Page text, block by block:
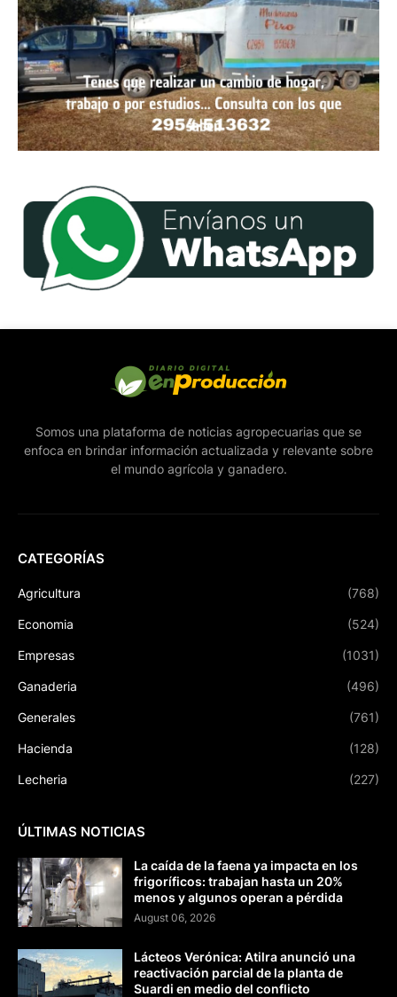
Somos una plataforma de noticias agropecuarias que se
enfoca en brindar información actualizada y relevante sobre
el mundo agrícola y ganadero.
CATEGORÍAS
Agricultura (768)
Economia (524)
Empresas (1031)
Ganaderia (496)
Generales (761)
Hacienda (128)
Lecheria (227)
ÚLTIMAS NOTICIAS
La caída de la faena ya impacta en los
frigoríficos: trabajan hasta un 20%
menos y algunos operan a pérdida
August 06, 2026
Lácteos Verónica: Atilra anunció una
reactivación parcial de la planta de
Suardi en medio del conflicto